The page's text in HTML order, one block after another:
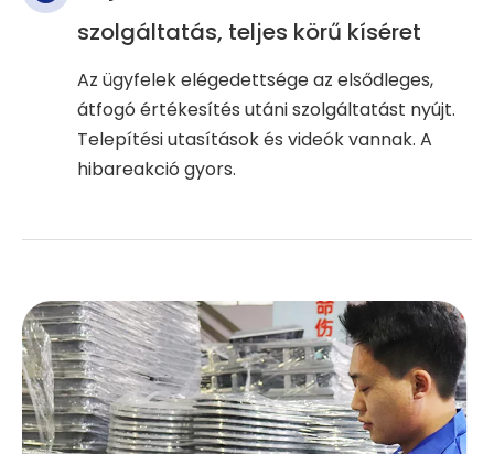
szolgáltatás, teljes körű kíséret
Az ügyfelek elégedettsége az elsődleges,
átfogó értékesítés utáni szolgáltatást nyújt.
Telepítési utasítások és videók vannak. A
hibareakció gyors.